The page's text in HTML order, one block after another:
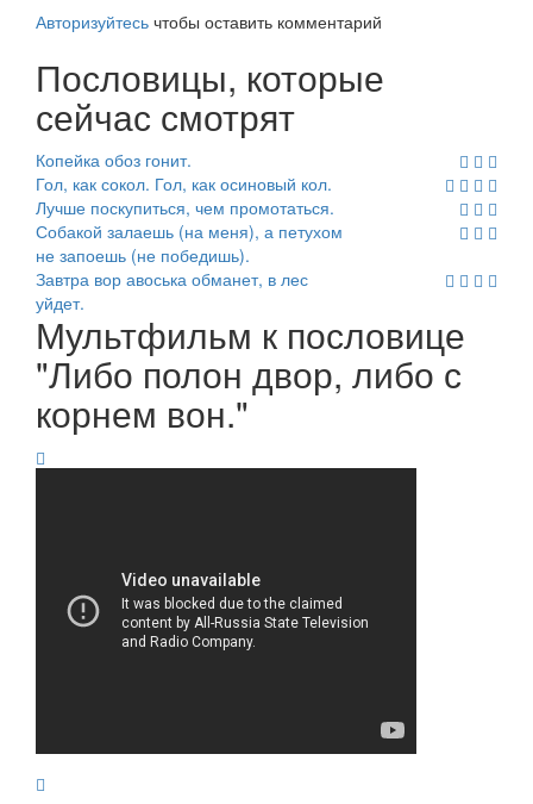
Авторизуйтесь чтобы оставить комментарий
Пословицы, которые
сейчас смотрят
Копейка обоз гонит.
Гол, как сокол. Гол, как осиновый кол.
Лучше поскупиться, чем промотаться.
Собакой залаешь (на меня), а петухом
не запоешь (не победишь).
Завтра вор авоська обманет, в лес
уйдет.
Мультфильм к пословице
"Либо полон двор, либо с
корнем вон."